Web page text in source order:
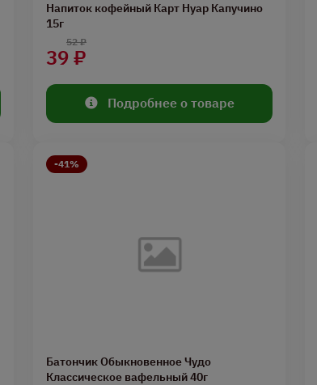
Напиток кофейный Карт Нуар Капучино
15г
39 ₽
52 ₽
Подробнее о товаре
-41%
Батончик Обыкновенное Чудо
Классическое вафельный 40г